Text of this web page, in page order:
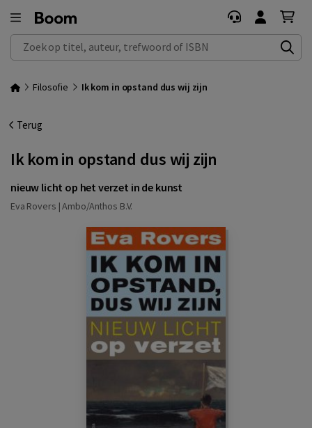
Zoek op titel, auteur, trefwoord of ISBN
Filosofie Ik kom in opstand dus wij zijn
Terug
Ik kom in opstand dus wij zijn
nieuw licht op het verzet in de kunst
Eva Rovers |Ambo/Anthos B.V.